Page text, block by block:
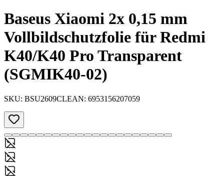
Baseus Xiaomi 2x 0,15 mm
Vollbildschutzfolie für Redmi
K40/K40 Pro Transparent
(SGMIK40-02)
SKU: BSU2609CLEAN: 6953156207059